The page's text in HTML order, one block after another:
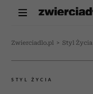
Zwierciadlo.pl > Styl Życia
STYL ŻYCIA